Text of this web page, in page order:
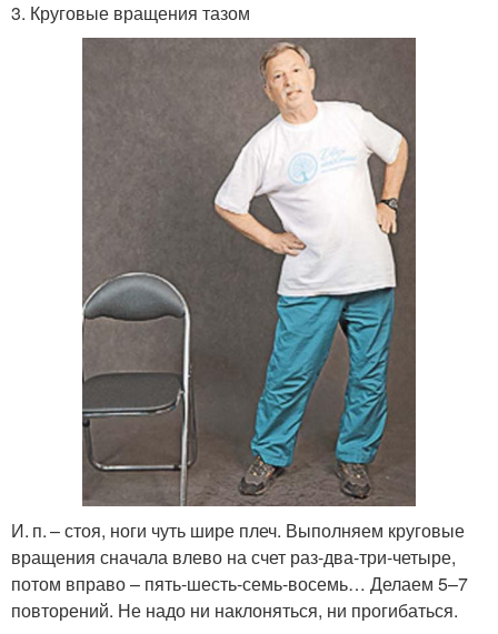
3. Круговые вращения тазом
И. п. – стоя, ноги чуть шире плеч. Выполняем круговые
вращения сначала влево на счет раз-два-три-четыре,
потом вправо – пять-шесть-семь-восемь… Делаем 5–7
повторений. Не надо ни наклоняться, ни прогибаться.